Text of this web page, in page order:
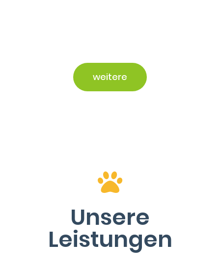
weitere
Unsere
Leistungen